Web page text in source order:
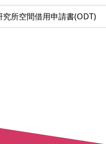
所空間借用申請書(ODT)